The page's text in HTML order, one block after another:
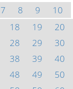
7 8 9
10
18 19
20
28 29
30
38 39
40
48 49
50